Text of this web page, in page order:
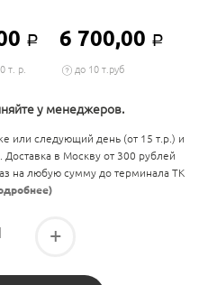
Р 6 700,00 Р
т. р. до 10 т.руб
у менеджеров.
или следующий день (от 15 т.р.) и
Доставка в Москву от 300 рублей
на любую сумму до терминала ТК
+